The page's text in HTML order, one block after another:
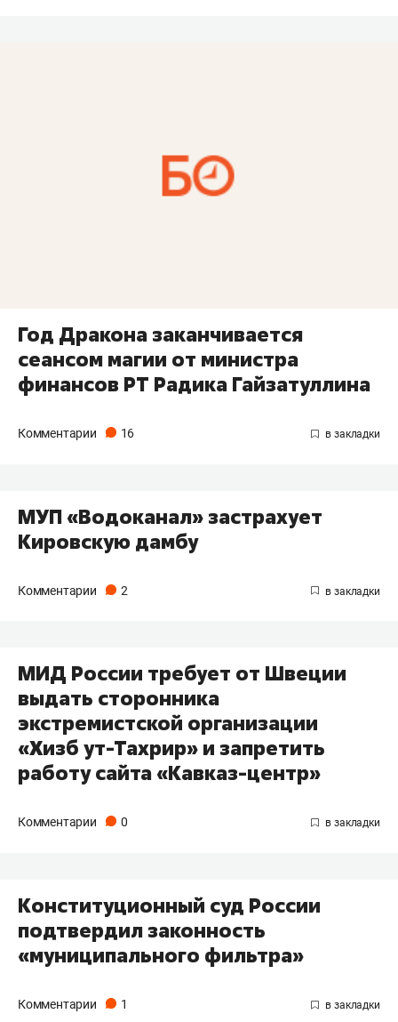
Год Дракона заканчивается
сеансом магии от министра
финансов РТ Радика Гайзатуллина
Комментарии 16
МУП «Водоканал» застрахует
Кировскую дамбу
Комментарии 2
МИД России требует от Швеции
выдать сторонника
экстремистской организации
«Хизб ут-Тахрир» и запретить
работу сайта «Кавказ-центр»
Комментарии 0
Конституционный суд России
подтвердил законность
«муниципального фильтра»
Комментарии 1